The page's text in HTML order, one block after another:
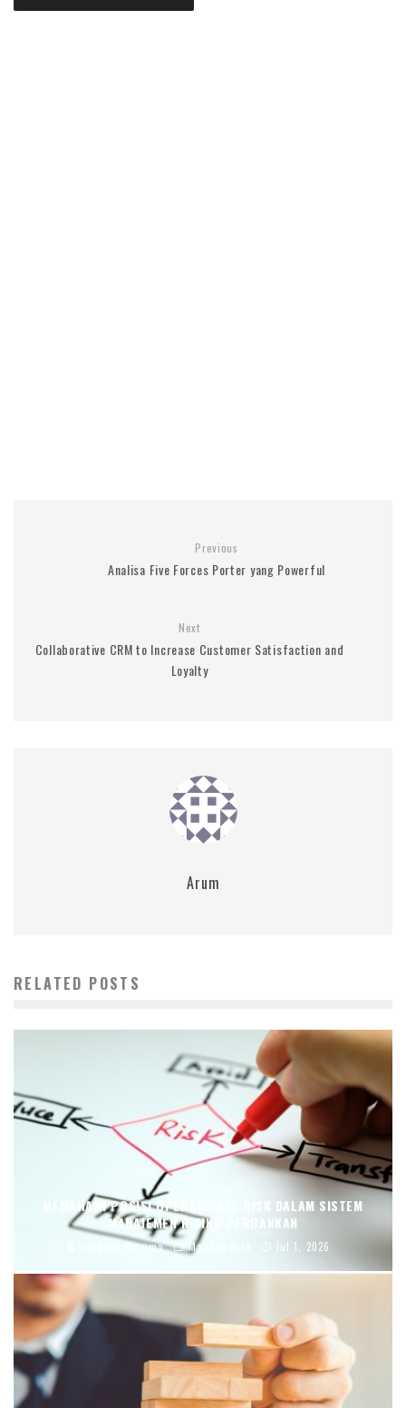
Previous
Analisa Five Forces Porter yang Powerful
Next
Collaborative CRM to Increase Customer Satisfaction and
Loyalty
Arum
RELATED POSTS
MEMAHAMI POSISI OPERATIONAL RISK DALAM SISTEM
MANAJEMEN RISIKO PERBANKAN
Suwandi Kusuma Manage Risk Jul 1, 2026